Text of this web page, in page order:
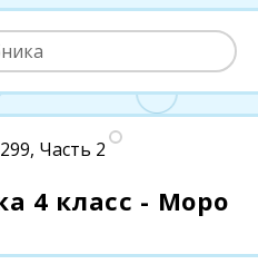
Часть 2
4 класс - Моро